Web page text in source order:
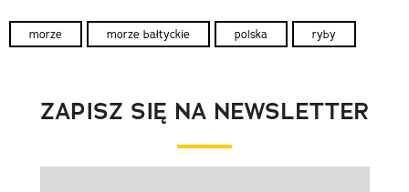
morze morze bałtyckie polska ryby
ZAPISZ SIĘ NA NEWSLETTER